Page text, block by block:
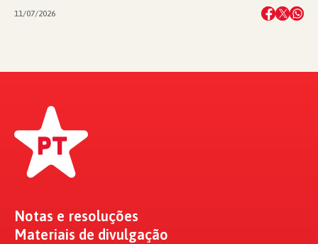
11/07/2026
Notas e resoluções
Materiais de divulgação